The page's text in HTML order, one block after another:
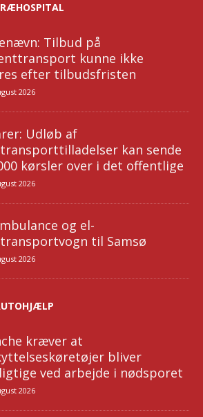
Tilbud på
kunne ikke
efter tilbudsfristen
2026
Udløb af
kan sende
kørsler over i det offentlige
2026
og el-
til Samsø
2026
kræver at
bliver
ved arbejde i nødsporet
2026